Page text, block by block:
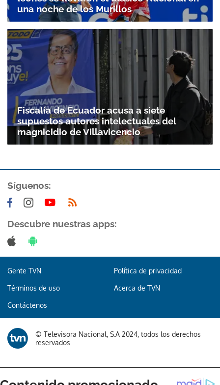
una noche de los Murillos
Fiscalía de Ecuador acusa a siete
supuestos autores intelectuales del
magnicidio de Villavicencio
Síguenos:
Descubre nuestras apps:
Gente TVN Política de privacidad
Términos de uso Acerca de TVN
Contáctenos
© Televisora Nacional, S.A 2024, todos los derechos
reservados